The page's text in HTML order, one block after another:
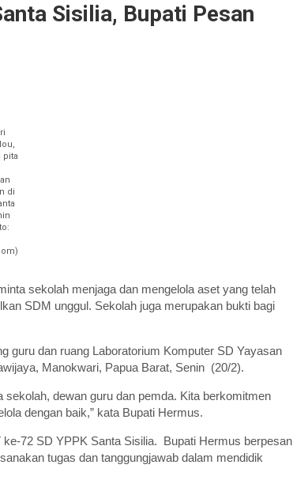
Sisilia, Bupati Pesan
pita
di
sekolah menjaga dan mengelola aset yang telah
SDM unggul. Sekolah juga merupakan bukti bagi
guru dan ruang Laboratorium Komputer SD Yayasan
Manokwari, Papua Barat, Senin (20/2).
dewan guru dan pemda. Kita berkomitmen
dengan baik,” kata Bupati Hermus.
72 SD YPPK Santa Sisilia. Bupati Hermus berpesan
tugas dan tanggungjawab dalam mendidik